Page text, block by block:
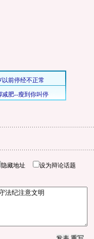
隐藏地址 设为辩论话题